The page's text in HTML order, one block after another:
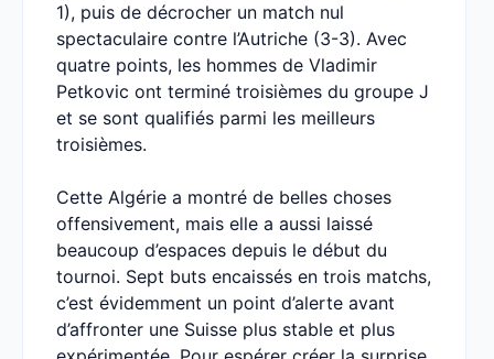
1), puis de décrocher un match nul
spectaculaire contre l’Autriche (3-3). Avec
quatre points, les hommes de Vladimir
Petkovic ont terminé troisièmes du groupe J
et se sont qualifiés parmi les meilleurs
troisièmes.
Cette Algérie a montré de belles choses
offensivement, mais elle a aussi laissé
beaucoup d’espaces depuis le début du
tournoi. Sept buts encaissés en trois matchs,
c’est évidemment un point d’alerte avant
d’affronter une Suisse plus stable et plus